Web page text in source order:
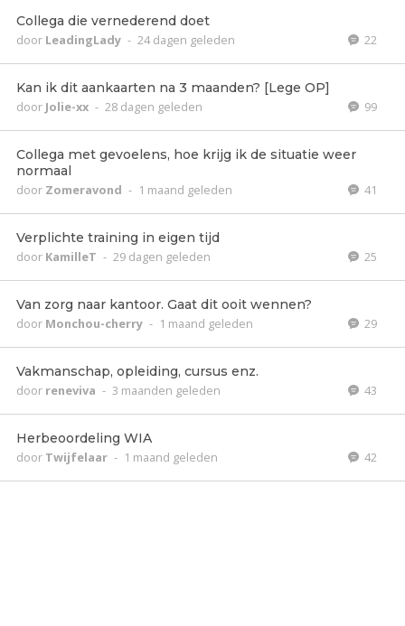
Collega die vernederend doet
door LeadingLady - 24 dagen geleden 22
Kan ik dit aankaarten na 3 maanden? [Lege OP]
door Jolie-xx - 28 dagen geleden 99
Collega met gevoelens, hoe krijg ik de situatie weer
normaal
door Zomeravond - 1 maand geleden 41
Verplichte training in eigen tijd
door KamilleT - 29 dagen geleden 25
Van zorg naar kantoor. Gaat dit ooit wennen?
door Monchou-cherry - 1 maand geleden 29
Vakmanschap, opleiding, cursus enz.
door reneviva - 3 maanden geleden 43
Herbeoordeling WIA
door Twijfelaar - 1 maand geleden 42